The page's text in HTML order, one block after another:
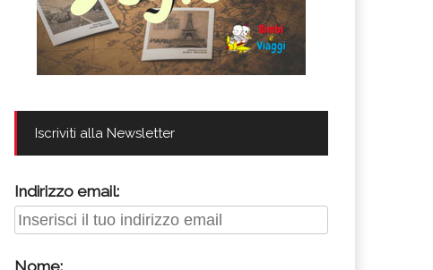
Iscriviti alla Newsletter
Indirizzo email: